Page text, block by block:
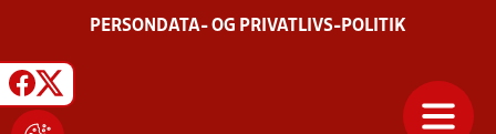
PERSONDATA- OG PRIVATLIVS-POLITIK